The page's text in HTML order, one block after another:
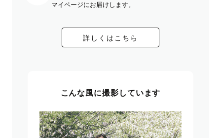
マイページにお届けします。
詳しくはこちら
こんな風に撮影しています